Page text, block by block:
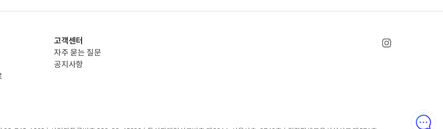
고객센터
자주 묻는 질문
공지사항